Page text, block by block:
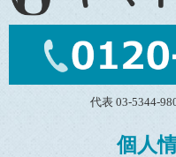
代表 03-5344-
個人